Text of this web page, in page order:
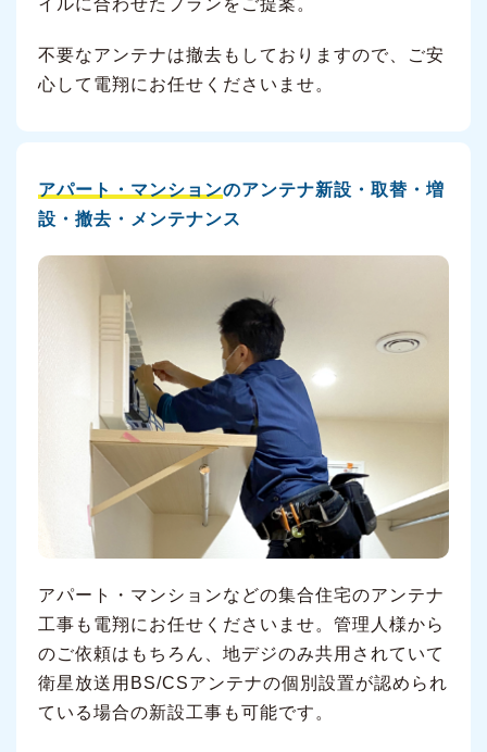
イルに合わせたプランをご提案。
不要なアンテナは撤去もしておりますので、ご安
心して電翔にお任せくださいませ。
アパート・マンションのアンテナ新設・取替・増
設・撤去・メンテナンス
アパート・マンションなどの集合住宅のアンテナ
工事も電翔にお任せくださいませ。管理人様から
のご依頼はもちろん、地デジのみ共用されていて
衛星放送用BS/CSアンテナの個別設置が認められ
ている場合の新設工事も可能です。